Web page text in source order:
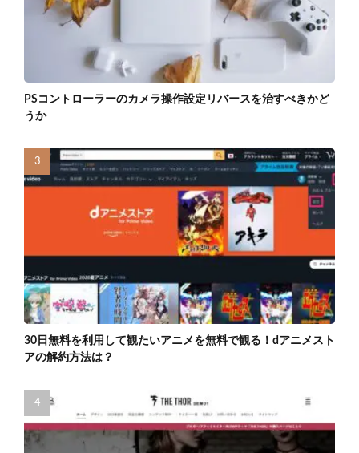
PSコントローラーのカメラ操作設定リバースを治すべきかど
うか
30日無料を利用して観たいアニメを無料で観る！dアニメスト
アの解約方法は？